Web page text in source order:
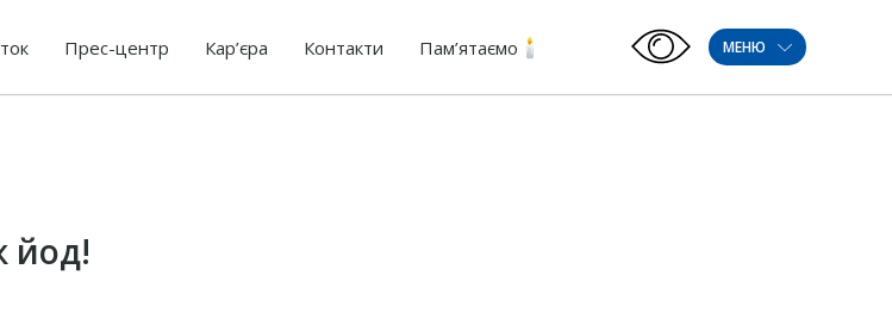
Прес-центр Кар’єра Контакти Пам’ятаємо МЕНЮ
йод!